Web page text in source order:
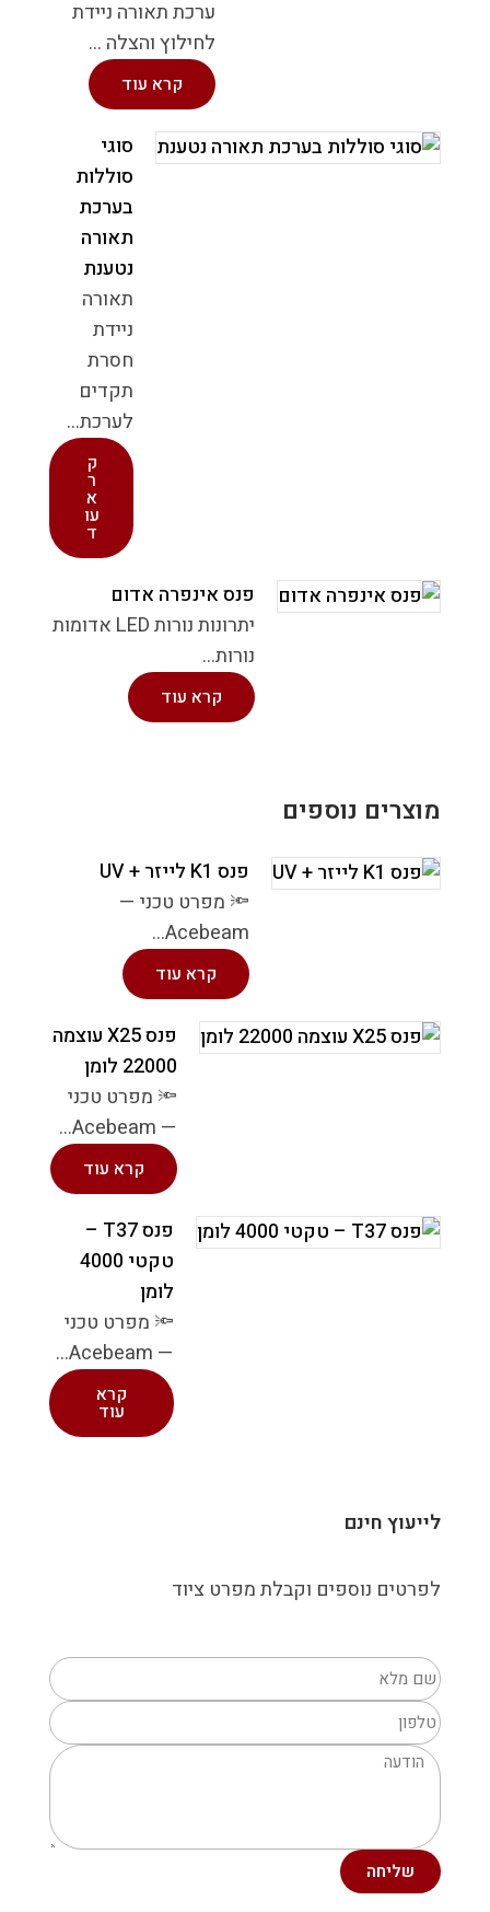
ערכת תאורה ניידת
לחילוץ והצלה ...
קרא עוד
סוגי
סוללות
בערכת
תאורה
נטענת
תאורה
ניידת
חסרת
תקדים
לערכת...
ק
ר
א
עו
ד
פנס אינפרה אדום
יתרונות נורות LED אדומות
נורות...
קרא עוד
מוצרים נוספים
פנס K1 לייזר + UV
🔦 מפרט טכני —
Acebeam...
קרא עוד
פנס X25 עוצמה
22000 לומן
🔦 מפרט טכני
— Acebeam...
קרא עוד
פנס T37 –
טקטי 4000
לומן
🔦 מפרט טכני
— Acebeam...
קרא
עוד
לייעוץ חינם
לפרטים נוספים וקבלת מפרט ציוד
שליחה